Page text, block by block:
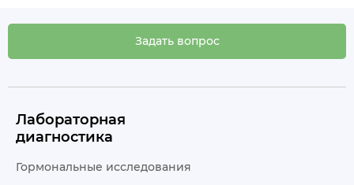
Задать вопрос
Лабораторная
диагностика
Гормональные исследования